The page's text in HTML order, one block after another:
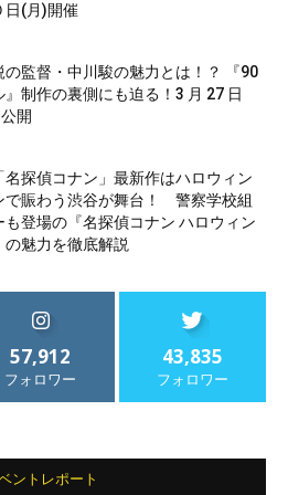
日(月)開催
の監督・中川駿の魅力とは！？ 『90
』制作の裏側にも迫る！3 月 27 日
開
名探偵コナン」最新作はハロウィン
で賑わう渋谷が舞台！ 警察学校組
も登場の『名探偵コナン ハロウィン
の魅力を徹底解説
57,912
フォロワー
43,835
フォロワー
ントレポート